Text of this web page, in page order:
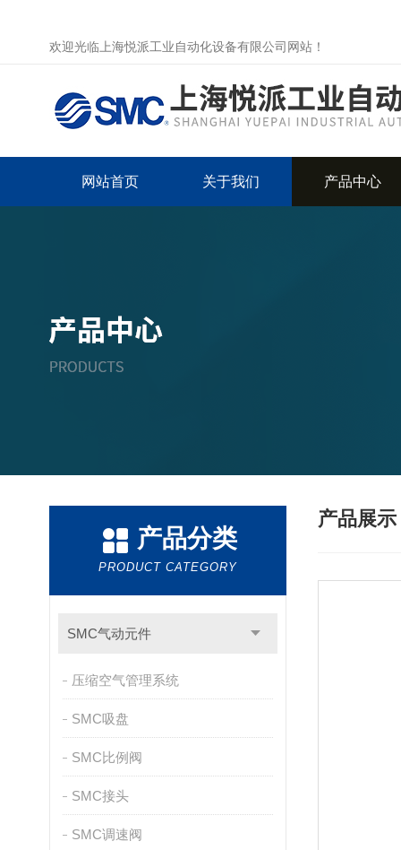
欢迎光临上海悦派工业自动化设备有限公司网站！
网站首页 关于我们 产品中心
产品分类
PRODUCT CATEGORY
SMC气动元件
压缩空气管理系统
SMC吸盘
SMC比例阀
SMC接头
SMC调速阀
产品展示